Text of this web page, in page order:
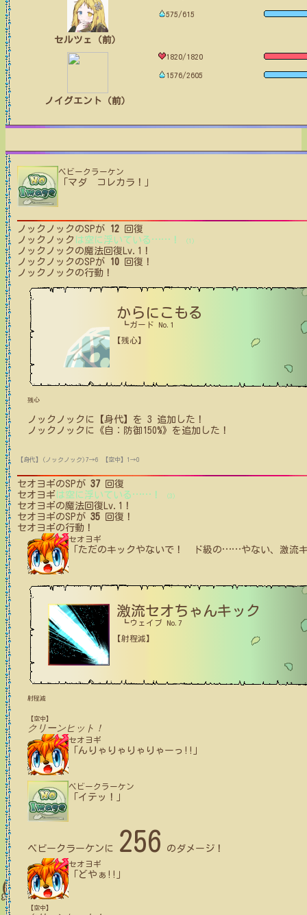
セルツェ（前）
575/615
ノイグエント（前）
1820/1820
1576/2605
ベビークラーケン
「マダ コレカラ！」
ノックノック のSPが 12 回復
ノックノック は空に浮いている …… ！ (1)
ノックノック の魔法回復Lv.1！
ノックノック のSPが 10 回復！
ノックノック の行動！
からにこもる
┗ガード No.1
【残心】
残心
ノックノック に【身代】を 3 追加した！
ノックノック に 《自：防御150%》 を追加した！
【身代】(ノックノック)7→6 【空中】1→0
セオヨギのSPが 37 回復
セオヨギ は空に浮いている …… ！ (3)
セオヨギの魔法回復Lv.1！
セオヨギのSPが 35 回復！
セオヨギの行動！
セオヨギ
「ただのキックやないで！ ド級の……やない、激流
激流セオちゃんキック
┗ウェイブ No.7
【射程減】
射程減
【空中】
クリーンヒット！
セオヨギ
「んりゃりゃりゃりゃーっ!!」
ベビークラーケン
「イテッ！」
ベビークラーケン に 256 のダメージ！
セオヨギ
「どやぁ!!」
【空中】